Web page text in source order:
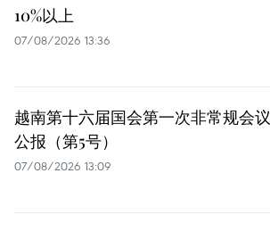
10%以上
07/08/2026 13:36
越南第十六届国会第一次非常规会议
公报（第5号）
07/08/2026 13:09